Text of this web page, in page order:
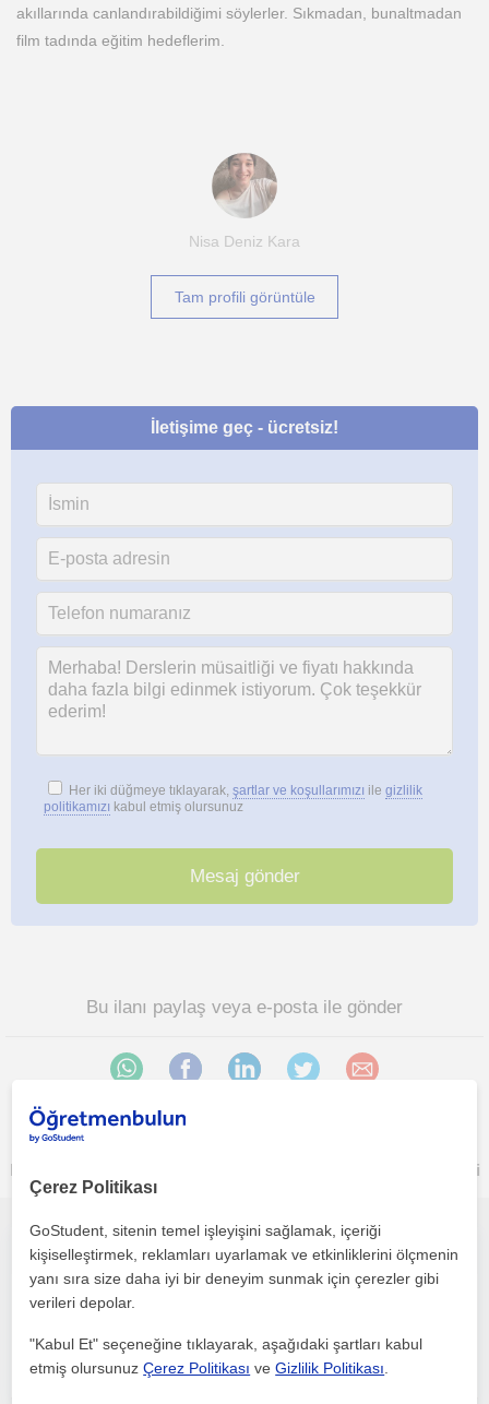
akıllarında canlandırabildiğimi söylerler. Sıkmadan, bunaltmadan
film tadında eğitim hedeflerim.
Nisa Deniz Kara
Tam profili görüntüle
İletişime geç - ücretsiz!
Her iki düğmeye tıklayarak, şartlar ve koşullarımızı ile gizlilik
politikamızı kabul etmiş olursunuz
Bu ilanı paylaş veya e-posta ile gönder
Mugla bölgesinde ilginizi çekebilecek diğer Tarih öğretmenleri
Hem anlaşılır hem severek tarih dinlemek ister misin?
Çerez Politikası
GoStudent, sitenin temel işleyişini sağlamak, içeriği
kişiselleştirmek, reklamları uyarlamak ve etkinliklerini ölçmenin
yanı sıra size daha iyi bir deneyim sunmak için çerezler gibi
verileri depolar.
"Kabul Et" seçeneğine tıklayarak, aşağıdaki şartları kabul
etmiş olursunuzÇerez Politikası veGizlilik Politikası